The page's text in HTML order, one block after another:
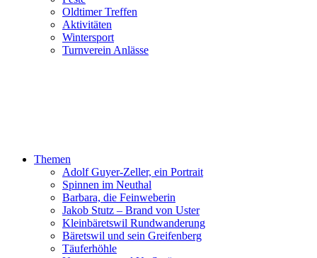
Oldtimer Treffen
Aktivitäten
Wintersport
Turnverein Anlässe
Themen
Adolf Guyer-Zeller, ein Portrait
Spinnen im Neuthal
Barbara, die Feinweberin
Jakob Stutz – Brand von Uster
Kleinbäretswil Rundwanderung
Bäretswil und sein Greifenberg
Täuferhöhle